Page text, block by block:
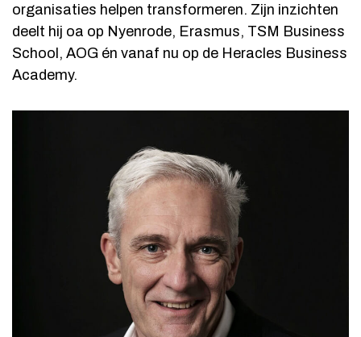
organisaties helpen transformeren. Zijn inzichten
deelt hij oa op Nyenrode, Erasmus, TSM Business
School, AOG én vanaf nu op de Heracles Business
Academy.